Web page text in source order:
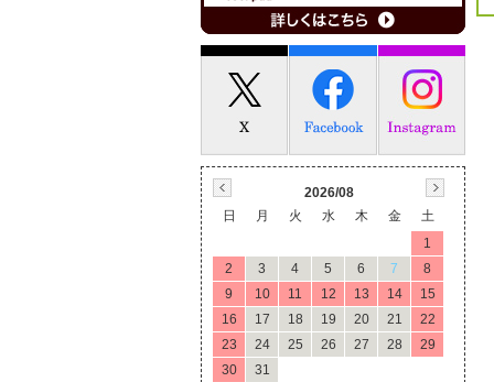
2026/08
日
月 火 水 木 金
土
1
2
3 4 5 6 7
8
9
10 11 12 13 14
15
16
17 18 19 20 21
22
23
24 25 26 27 28
29
30
31